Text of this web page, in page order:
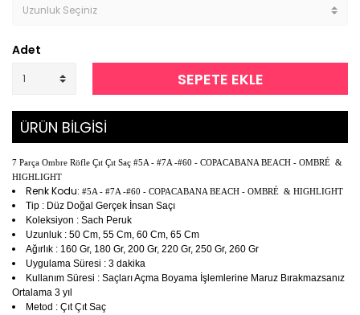
Adet
SEPETE EKLE
ÜRÜN BİLGİSİ
7 Parça Ombre Röfle Çıt Çıt Saç #5A - #7A -#60 - COPACABANA BEACH - OMBRÉ &
HIGHLIGHT
Renk Kodu: #5A - #7A -#60 - COPACABANA BEACH - OMBRÉ & HIGHLIGHT
Tip : Düz Doğal Gerçek İnsan Saçı
Koleksiyon : Sach Peruk
Uzunluk : 50 Cm, 55 Cm, 60 Cm, 65 Cm
Ağırlık : 160 Gr, 180 Gr, 200 Gr, 220 Gr, 250 Gr, 260 Gr
Uygulama Süresi : 3 dakika
Kullanım Süresi : Saçları Açma Boyama İşlemlerine Maruz Bırakmazsanız
Ortalama 3 yıl
Metod : Çıt Çıt Saç